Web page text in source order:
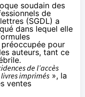
soudain des
de
(SGDL) a
dans lequel elle
préoccupée pour
auteurs, tant ce
de l’accès
imprimés », la
ventes